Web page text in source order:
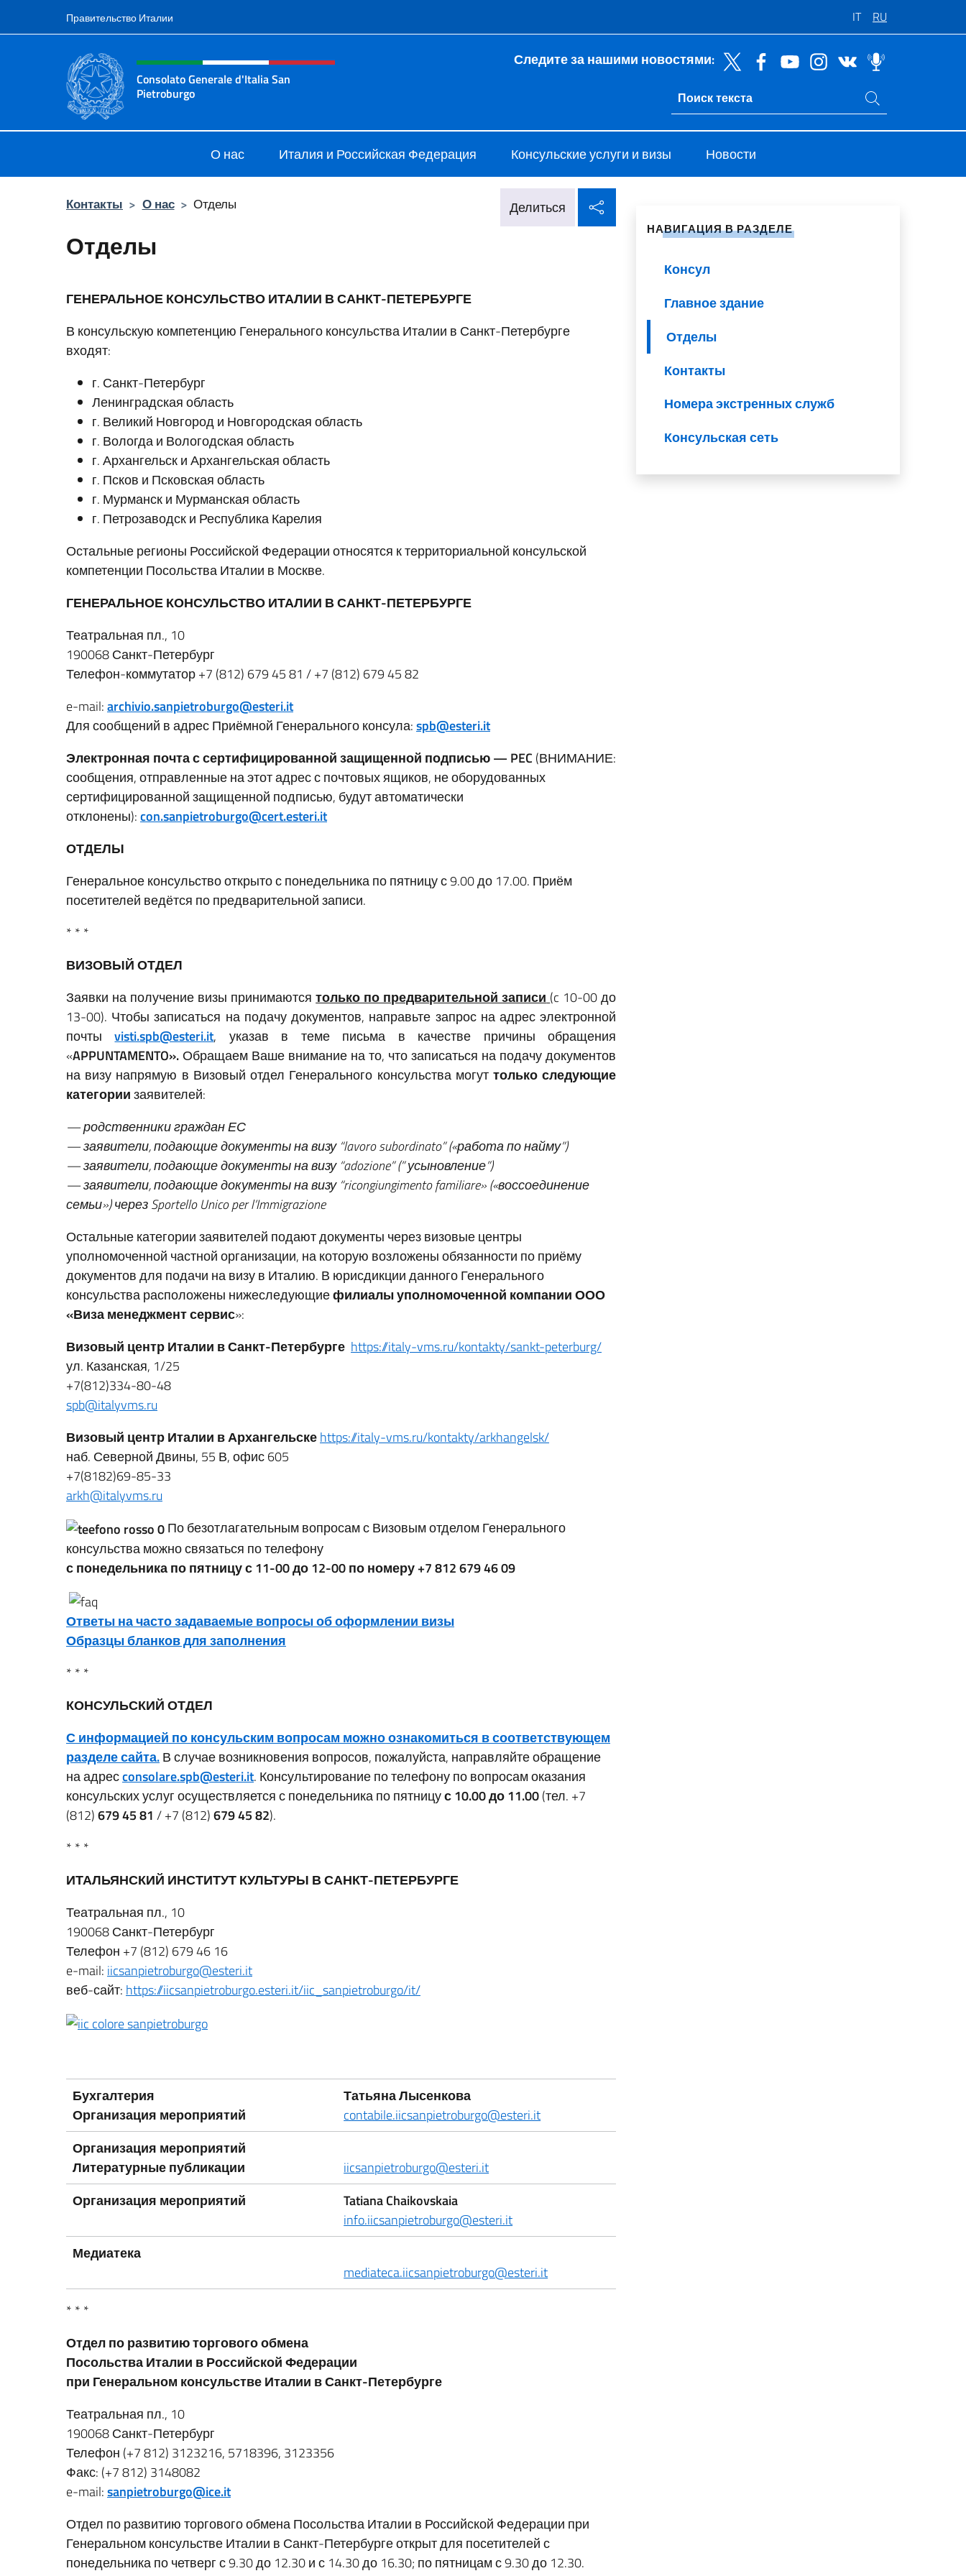
Правительство Италии IT RU
Шапка сайта, соцсети и меню
Consolato Generale d'Italia San
Pietroburgo
Следите за нашими новостями:
Ricerca sito live
Поиск на сайте
О нас Италия и Российская Федерация Консульские услуги и визы Новости
Контакты > О нас > Отделы Делиться
Отделы
ГЕНЕРАЛЬНОЕ КОНСУЛЬСТВО ИТАЛИИ В САНКТ-ПЕТЕРБУРГЕ
В консульскую компетенцию Генерального консульства Италии в Санкт-Петербурге
входят:
г. Санкт-Петербург
Ленинградская область
г. Великий Новгород и Новгородская область
г. Вологда и Вологодская область
г. Архангельск и Архангельская область
г. Псков и Псковская область
г. Мурманск и Мурманская область
г. Петрозаводск и Республика Карелия
Остальные регионы Российской Федерации относятся к территориальной консульской
компетенции Посольства Италии в Москве.
ГЕНЕРАЛЬНОЕ КОНСУЛЬСТВО ИТАЛИИ В САНКТ-ПЕТЕРБУРГЕ
Театральная пл., 10
190068 Санкт-Петербург
Телефон-коммутатор +7 (812) 679 45 81 / +7 (812) 679 45 82
e-mail:archivio.sanpietroburgo@esteri.it
Для сообщений в адрес Приёмной Генерального консула:spb@esteri.it
Электронная почта с сертифицированной защищенной подписью — PEC (ВНИМАНИЕ:
сообщения, отправленные на этот адрес с почтовых ящиков, не оборудованных
сертифицированной защищенной подписью, будут автоматически
отклонены):con.sanpietroburgo@cert.esteri.it
ОТДЕЛЫ
Генеральное консульство открыто с понедельника по пятницу с 9.00 до 17.00. Приём
посетителей ведётся по предварительной записи.
* * *
ВИЗОВЫЙ ОТДЕЛ
Заявки на получение визы принимаютсятолько по предварительной записи (c 10-00 до
13-00). Чтобы записаться на подачу документов, направьте запрос на адрес электронной
почтыvisti.spb@esteri.it, указав в теме письма в качестве причины обращения
«APPUNTAMENTO».Обращаем Ваше внимание на то, что записаться на подачу документов
на визу напрямую в Визовый отдел Генерального консульства могуттолько следующие
категориизаявителей:
— родственники граждан ЕС
— заявители, подающие документы на визу “lavoro subordinato” («работа по найму”)
— заявители, подающие документы на визу “adozione” (” усыновление”)
— заявители, подающие документы на визу “ricongiungimento familiare» («воссоединение
семьи») через SportelloUnico per l’Immigrazione
Остальные категории заявителей подают документы через визовые центры
уполномоченной частной организации, на которую возложены обязанности по приёму
документов для подачи на визу в Италию. В юрисдикции данного Генерального
консульства расположены нижеследующиефилиалы уполномоченной компании ООО
«Виза менеджмент сервис»:
Визовый центр Италии в Санкт-Петербурге https://italy-vms.ru/kontakty/sankt-peterburg/
ул. Казанская, 1/25
+7(812)334-80-48
spb@italyvms.ru
Визовый центр Италии в Архангельскеhttps://italy-vms.ru/kontakty/arkhangelsk/
наб. Северной Двины, 55 В, офис 605
+7(8182)69-85-33
arkh@italyvms.ru
По безотлагательным вопросам с Визовым отделом Генерального
консульства можно связаться по телефону
с понедельника по пятницу с 11-00 до 12-00 по номеру +7 812 679 46 09
Ответы на часто задаваемые вопросы об оформлении визы
Образцы бланков для заполнения
* * *
КОНСУЛЬСКИЙ ОТДЕЛ
С информацией по консульским вопросам можно ознакомиться в соответствующем
разделе сайта.В случае возникновения вопросов, пожалуйста, направляйте обращение
на адресconsolare.spb@esteri.it. Консультирование по телефону по вопросам оказания
консульских услуг осуществляется с понедельника по пятницус 10.00 до 11.00(тел. +7
(812)679 45 81 / +7 (812)679 45 82).
* * *
ИТАЛЬЯНСКИЙ ИНСТИТУТ КУЛЬТУРЫ В САНКТ-ПЕТЕРБУРГЕ
Театральная пл., 10
190068 Санкт-Петербург
Телефон +7 (812) 679 46 16
e-mail: iicsanpietroburgo@esteri.it
веб-сайт: https://iicsanpietroburgo.esteri.it/iic_sanpietroburgo/it/
Бухгалтерия
Организация мероприятий
Татьяна Лысенкова
contabile.iicsanpietroburgo@esteri.it
Организация мероприятий
Литературные публикации
iicsanpietroburgo@esteri.it
Организация мероприятий
Tatiana Chaikovskaia
info.iicsanpietroburgo@esteri.it
Медиатека
mediateca.iicsanpietroburgo@esteri.it
* * *
Отдел по развитию торгового обмена
Посольства Италии в Российской Федерации
при Генеральном консульстве Италии в Санкт-Петербурге
Театральная пл., 10
190068 Санкт-Петербург
Телефон (+7 812) 3123216, 5718396, 3123356
Факс: (+7 812) 3148082
e-mail:sanpietroburgo@ice.it
Отдел по развитию торгового обмена Посольства Италии в Российской Федерации при
Генеральном консульстве Италии в Санкт-Петербурге открыт для посетителей с
понедельника по четверг с 9.30 до 12.30 и с 14.30 до 16.30; по пятницам с 9.30 до 12.30.
НАВИГАЦИЯ В РАЗДЕЛЕ
Консул
Главное здание
Отделы
Контакты
Номера экстренных служб
Консульская сеть